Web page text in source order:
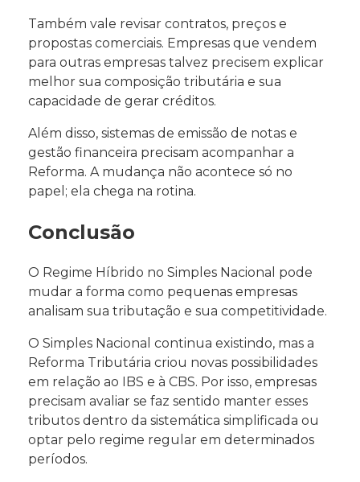
Também vale revisar contratos, preços e
propostas comerciais. Empresas que vendem
para outras empresas talvez precisem explicar
melhor sua composição tributária e sua
capacidade de gerar créditos.
Além disso, sistemas de emissão de notas e
gestão financeira precisam acompanhar a
Reforma. A mudança não acontece só no
papel; ela chega na rotina.
Conclusão
O Regime Híbrido no Simples Nacional pode
mudar a forma como pequenas empresas
analisam sua tributação e sua competitividade.
O Simples Nacional continua existindo, mas a
Reforma Tributária criou novas possibilidades
em relação ao IBS e à CBS. Por isso, empresas
precisam avaliar se faz sentido manter esses
tributos dentro da sistemática simplificada ou
optar pelo regime regular em determinados
períodos.